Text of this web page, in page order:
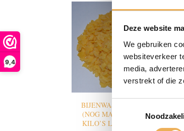
Deze website
We gebruiken
websiteverkeer
media,
verstrekt of die
9,4
BIJENWAS GEEL 1 KG
(NOG MAAR ENKELE
KILO’S LEVERBAAR)